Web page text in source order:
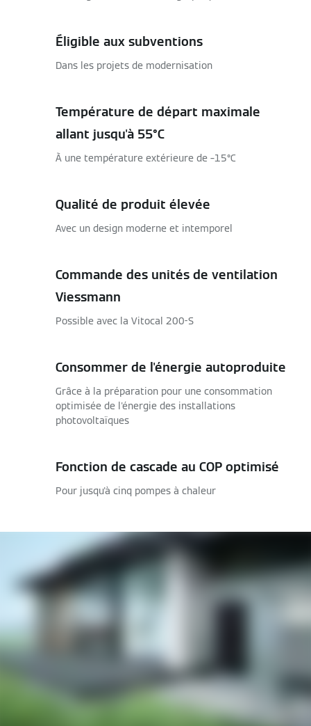
Éligible aux subventions
Dans les projets de modernisation
Température de départ maximale
allant jusqu'à 55°C
À une température extérieure de –15°C
Qualité de produit élevée
Avec un design moderne et intemporel
Commande des unités de ventilation
Viessmann
Possible avec la Vitocal 200-S
Consommer de l'énergie autoproduite
Grâce à la préparation pour une consommation
optimisée de l'énergie des installations
photovoltaïques
Fonction de cascade au COP optimisé
Pour jusqu'à cinq pompes à chaleur